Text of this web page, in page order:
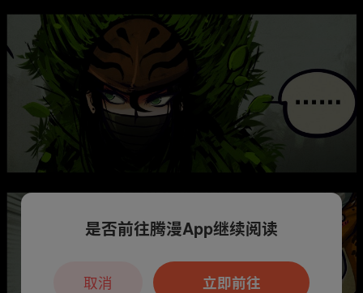
是否前往腾漫App继续阅读
立即前往
取消